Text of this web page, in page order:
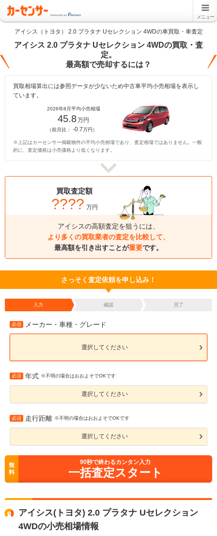
メニュー
アイシス（トヨタ） 2.0 プラタナ Uセレクション 4WDの車買取・車査定
アイシス 2.0 プラタナ Uセレクション 4WDの買取・査
定。
最高額で売却するには？
買取相場算出には参照データが少ないため中古車平均小売相場を表示し
ています。
2026年8月平均小売相場
45.8万円
（前月比： -0.7万円）
※上記はカーセンサー掲載物件の平均小売相場であり、査定相場ではありません。一般
的に、査定価格は小売価格より低くなります。
買取査定額
???? 万円
アイシスの高額査定を狙うには、
より多くの買取業者の査定を比較して、
最高額を引き出すことが重要です。
さっそく査定依頼を申し込み！
入力 確認 完了
必須 メーカー・車種・グレード
選択してください
必須 年式 ※不明の場合はおおよそでOKです
選択してください
必須 走行距離 ※不明の場合はおおよそでOKです
選択してください
無
料
90秒で終わるカンタン入力
一括査定スタート
アイシス(トヨタ) 2.0 プラタナ Uセレクション
4WDの小売相場情報